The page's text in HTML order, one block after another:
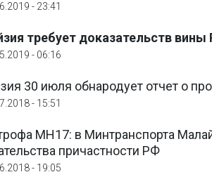
- 23:41
требует доказательств вины
- 06:16
30 июля обнародует отчет о
- 15:51
MH17: в Минтранспорта
причастности РФ
- 19:05